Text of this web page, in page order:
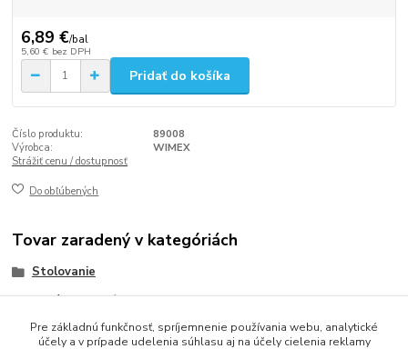
6,89 €/bal
5,60 € bez DPH
Pridať do košíka
Číslo produktu:
89008
Výrobca:
WIMEX
Strážiť cenu / dostupnosť
Do obľúbených
Tovar zaradený v kategóriách
Stolovanie
Obrúsky (servítky)
Obrúsky PREMIUM/Cutlery Star/40x40
Pre základnú funkčnosť, spríjemnenie používania webu, analytické
účely a v prípade udelenia súhlasu aj na účely cielenia reklamy